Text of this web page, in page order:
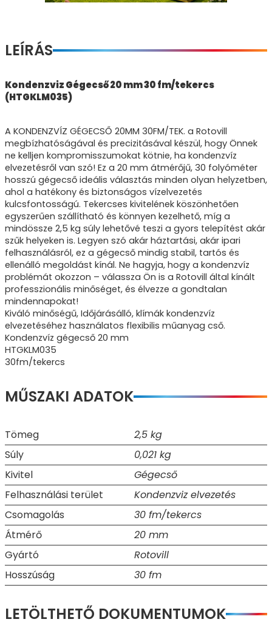
LEÍRÁS
Kondenzviz Gégecső 20 mm 30 fm/tekercs
(HTGKLM035)
A KONDENZVÍZ GÉGECSŐ 20MM 30FM/TEK. a Rotovill
megbízhatóságával és precizitásával készül, hogy Önnek
ne kelljen kompromisszumokat kötnie, ha kondenzvíz
elvezetésről van szó! Ez a 20 mm átmérőjű, 30 folyóméter
hosszú gégecső ideális választás minden olyan helyzetben,
ahol a hatékony és biztonságos vízelvezetés
kulcsfontosságú. Tekercses kivitelének köszönhetően
egyszerűen szállítható és könnyen kezelhető, míg a
mindössze 2,5 kg súly lehetővé teszi a gyors telepítést akár
szűk helyeken is. Legyen szó akár háztartási, akár ipari
felhasználásról, ez a gégecső mindig stabil, tartós és
ellenálló megoldást kínál. Ne hagyja, hogy a kondenzvíz
problémát okozzon – válassza Ön is a Rotovill által kínált
professzionális minőséget, és élvezze a gondtalan
mindennapokat!
Kiváló minőségű, Időjárásálló, klímák kondenzvíz
elvezetéséhez használatos flexibilis műanyag cső.
Kondenzvíz gégecső 20 mm
HTGKLM035
30fm/tekercs
MŰSZAKI ADATOK
Tömeg
2,5 kg
Súly
0,021 kg
Kivitel
Gégecső
Felhasználási terület
Kondenzviz elvezetés
Csomagolás
30 fm/tekercs
Átmérő
20 mm
Gyártó
Rotovill
Hosszúság
30 fm
LETÖLTHETŐ DOKUMENTUMOK